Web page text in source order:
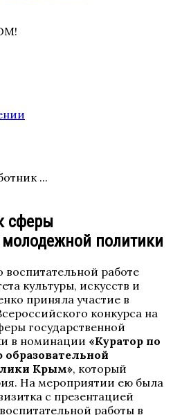
...
сферы
молодежной политики
работе
культуры, искусств и
приняла участие в
конкурса на
государственной
в номинации «Куратор по
Крым», который
На мероприятии ею была
с презентацией
работы в